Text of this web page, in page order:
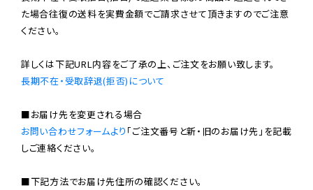
た場合往復の送料を実費金額でご請求させて頂きますのでご注意
ください。
長期不在・受取辞退(拒否)について
お問い合わせフォームより 「ご注文番号と新・旧のお届け先」を記載
しご連絡ください。
■下記方法でお届け先住所の確認ください。